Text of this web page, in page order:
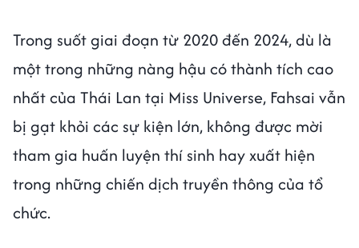
Trong suốt giai đoạn từ 2020 đến 2024, dù là
một trong những nàng hậu có thành tích cao
nhất của Thái Lan tại Miss Universe, Fahsai vẫn
bị gạt khỏi các sự kiện lớn, không được mời
tham gia huấn luyện thí sinh hay xuất hiện
trong những chiến dịch truyền thông của tổ
chức.